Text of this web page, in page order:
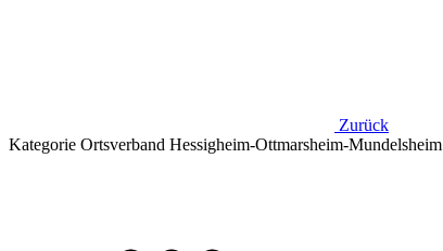
Zurück
Kategorie Ortsverband Hessigheim-Ottmarsheim-Mundelsheim